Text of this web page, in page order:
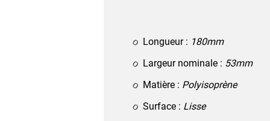
Longueur : 180mm
Largeur nominale : 53mm
Matière : Polyisoprène
Surface : Lisse